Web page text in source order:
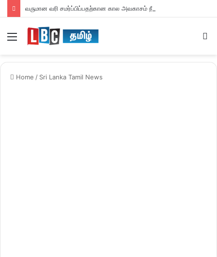
வருமான வரி சமர்ப்பிப்பதற்கான கால அவகாசம் நீடிப்பு
Home / Sri Lanka Tamil News